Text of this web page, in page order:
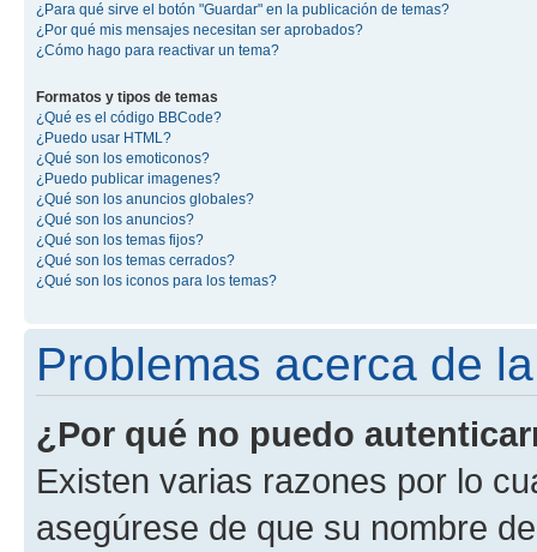
¿Para qué sirve el botón "Guardar" en la publicación de temas?
¿Por qué mis mensajes necesitan ser aprobados?
¿Cómo hago para reactivar un tema?
Formatos y tipos de temas
¿Qué es el código BBCode?
¿Puedo usar HTML?
¿Qué son los emoticonos?
¿Puedo publicar imagenes?
¿Qué son los anuncios globales?
¿Qué son los anuncios?
¿Qué son los temas fijos?
¿Qué son los temas cerrados?
¿Qué son los iconos para los temas?
Problemas acerca de
¿Por qué no puedo
Existen varias razones por lo
asegúrese de que su nombre